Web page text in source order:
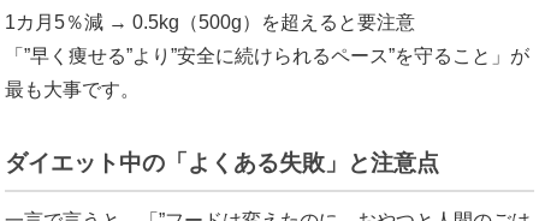
1カ月5％減 → 0.5kg（500g）を超えると要注意
「”早く痩せる”より”安全に続けられるペース”を守ること」が
最も大事です。
ダイエット中の「よくある失敗」と注意点